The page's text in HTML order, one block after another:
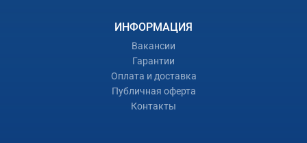
ИНФОРМАЦИЯ
Вакансии
Гарантии
Оплата и доставка
Публичная оферта
Контакты